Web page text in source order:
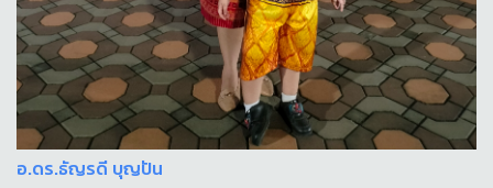
อ.ดร.ธัญรดี บุญปัน